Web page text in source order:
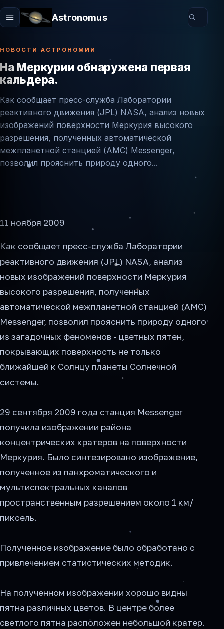
Astronomus
НОВОСТИ АСТРОНОМИИ
На Меркурии обнаружена первая
кальдера.
Как сообщает пресс-служба Лаборатории
реактивного движения (JPL) NASA, анализ новых
изображений поверхности Меркурия высокого
разрешения, полученных автоматической
межпланетной станцией (АМС) Messenger,
позволил прояснить природу одного...
11 ноября 2009
Как сообщает пресс-служба Лаборатории
реактивного движения (JPL) NASA, анализ
новых изображений поверхности Меркурия
высокого разрешения, полученных
автоматической межпланетной станцией (АМС)
Messenger, позволил прояснить природу одного
из загадочных феноменов - цветных пятен,
покрывающих поверхность не только
ближайшей к Солнцу планеты Солнечной
системы.
29 сентября 2009 года станция Messenger
получила изображении района
концентрических кратеров на поверхности
Меркурия. Было синтезировано изображение,
полученное из панхроматического и
мультиспектральных каналов
пространственным разрешением около 1 км/
пиксель.
Полученное изображение было обработано с
привлечением статистических методик.
На полученном изображении хорошо видны
пятна различных цветов. В центре более
светлого пятна расположен небольшой кратер.